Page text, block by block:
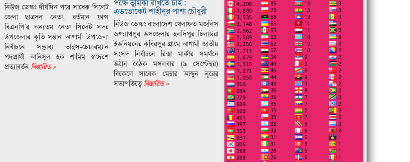
নিউজ ডেস্কঃ দীর্ঘদিন পরে সাবেক সিলেট
জেলা ছাত্রদল নেতা, বর্তমান ফ্রান্স
বিএনপি’র অন্যতম নেতা সিলেট সদর
উপজেলার কৃতি সন্তান আগামী উপজেলা
নির্বাচনে সম্ভাব্য ভাইস-চেয়ারম্যান
পদপ্রার্থী আনিসুল হক শামিম স্বদেশে
প্রত্যাবর্তনবিস্তারিত »
এডভোকেট শাহীনূর পাশা চৌধুরী
নিউজ ডেস্কঃ বাংলাদেশ খেলাফত মজলিস
জগন্নাথপুর উপজেলার হলদিপুর চিলাউরা
ইউনিয়নের কবিরপুর গ্রামে আগামী জাতীয়
সংসদ নির্বাচনে রিক্সা মার্কার সমর্থনে
উঠান বৈঠক মঙ্গলবার (৯ সেপ্টেম্বর)
বিকেলে সাবেক মেম্বার আব্দুন নূরের
সভাপতিত্বেবিস্তারিত »